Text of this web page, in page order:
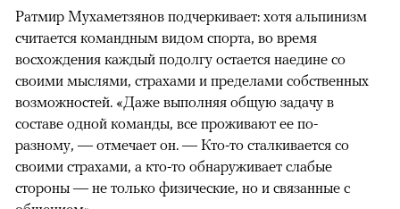
Ратмир Мухаметзянов подчеркивает: хотя альпинизм
считается командным видом спорта, во время
восхождения каждый подолгу остается наедине со
своими мыслями, страхами и пределами собственных
возможностей. «Даже выполняя общую задачу в
составе одной команды, все проживают ее по-
разному, — отмечает он. — Кто-то сталкивается со
своими страхами, а кто-то обнаруживает слабые
стороны — не только физические, но и связанные с